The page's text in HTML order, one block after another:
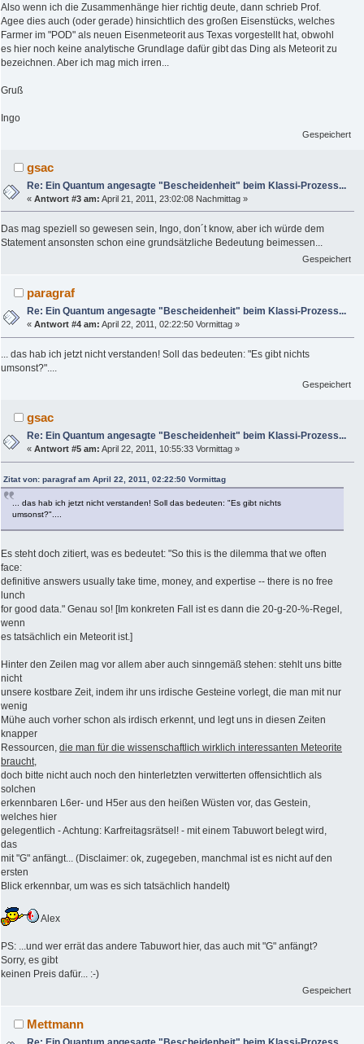
Also wenn ich die Zusammenhänge hier richtig deute, dann schrieb Prof.
Agee dies auch (oder gerade) hinsichtlich des großen Eisenstücks, welches
Farmer im "POD" als neuen Eisenmeteorit aus Texas vorgestellt hat, obwohl
es hier noch keine analytische Grundlage dafür gibt das Ding als Meteorit zu
bezeichnen. Aber ich mag mich irren...
Gruß
Ingo
Gespeichert
gsac
Re: Ein Quantum angesagte "Bescheidenheit" beim Klassi-Prozess...
«Antwort #3 am: April 21, 2011, 23:02:08 Nachmittag »
Das mag speziell so gewesen sein, Ingo, don´t know, aber ich würde dem
Statement ansonsten schon eine grundsätzliche Bedeutung beimessen...
Gespeichert
paragraf
Re: Ein Quantum angesagte "Bescheidenheit" beim Klassi-Prozess...
«Antwort #4 am: April 22, 2011, 02:22:50 Vormittag »
... das hab ich jetzt nicht verstanden! Soll das bedeuten: "Es gibt nichts
umsonst?"....
Gespeichert
gsac
Re: Ein Quantum angesagte "Bescheidenheit" beim Klassi-Prozess...
«Antwort #5 am: April 22, 2011, 10:55:33 Vormittag »
Zitat von: paragraf am April 22, 2011, 02:22:50 Vormittag
... das hab ich jetzt nicht verstanden! Soll das bedeuten: "Es gibt nichts
umsonst?"....
Es steht doch zitiert, was es bedeutet: "So this is the dilemma that we often
face:
definitive answers usually take time, money, and expertise -- there is no free
lunch
for good data." Genau so! [Im konkreten Fall ist es dann die 20-g-20-%-Regel,
wenn
es tatsächlich ein Meteorit ist.]
Hinter den Zeilen mag vor allem aber auch sinngemäß stehen: stehlt uns bitte
nicht
unsere kostbare Zeit, indem ihr uns irdische Gesteine vorlegt, die man mit nur
wenig
Mühe auch vorher schon als irdisch erkennt, und legt uns in diesen Zeiten
knapper
Ressourcen, die man für die wissenschaftlich wirklich interessanten Meteorite
braucht,
doch bitte nicht auch noch den hinterletzten verwitterten offensichtlich als
solchen
erkennbaren L6er- und H5er aus den heißen Wüsten vor, das Gestein,
welches hier
gelegentlich - Achtung: Karfreitagsrätsel! - mit einem Tabuwort belegt wird,
das
mit "G" anfängt... (Disclaimer: ok, zugegeben, manchmal ist es nicht auf den
ersten
Blick erkennbar, um was es sich tatsächlich handelt)
Alex
PS: ...und wer errät das andere Tabuwort hier, das auch mit "G" anfängt?
Sorry, es gibt
keinen Preis dafür... :-)
Gespeichert
Mettmann